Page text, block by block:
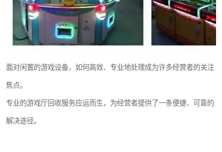
面对闲置的游戏设备，如何高效、专业地处理成为许多经营者的关注
焦点。
专业的游戏厅回收服务应运而生，为经营者提供了一条便捷、可靠的
解决途径。